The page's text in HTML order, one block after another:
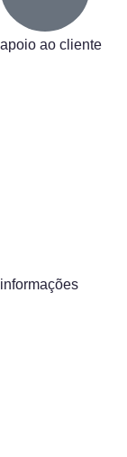
apoio ao cliente
informações